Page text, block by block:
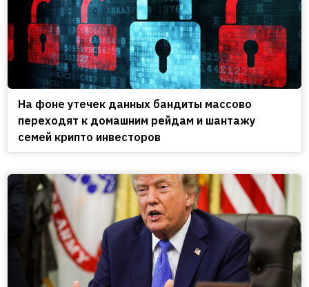
На фоне утечек данных бандиты массово
переходят к домашним рейдам и шантажу
семей крипто инвесторов